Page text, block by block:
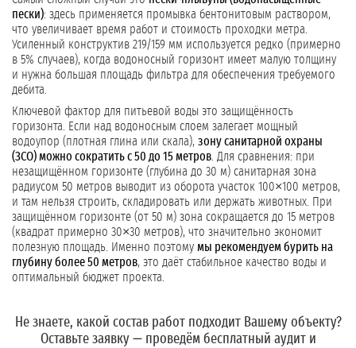
пески): здесь применяется промывка бентонитовым раствором,
что увеличивает время работ и стоимость проходки метра.
Усиленный конструктив 219/159 мм используется редко (примерно
в 5% случаев), когда водоносный горизонт имеет малую толщину
и нужна большая площадь фильтра для обеспечения требуемого
дебита.
Ключевой фактор для питьевой воды это защищённость
горизонта. Если над водоносным слоем залегает мощный
водоупор (плотная глина или скала), зону санитарной охраны
(ЗСО) можно сократить с 50 до 15 метров . Для сравнения: при
незащищённом горизонте (глубина до 30 м) санитарная зона
радиусом 50 метров выводит из оборота участок 100×100 метров,
и там нельзя строить, складировать или держать животных. При
защищённом горизонте (от 50 м) зона сокращается до 15 метров
(квадрат примерно 30×30 метров), что значительно экономит
полезную площадь. Именно поэтому мы рекомендуем бурить на
глубину более 50 метров, это даёт стабильное качество воды и
оптимальный бюджет проекта.
Не знаете, какой состав работ подходит Вашему объекту?
Оставьте заявку— проведём бесплатный аудит и